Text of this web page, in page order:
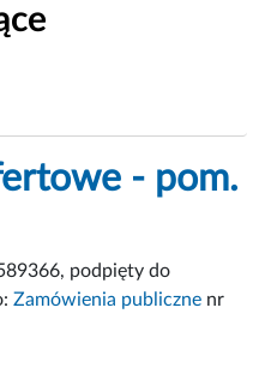
- pom.
podpięty do
Zamówienia publiczne nr